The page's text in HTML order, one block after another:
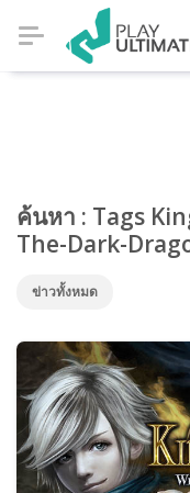
ค้นหา : Tags
The-Dark-
ข่าวทั้งหมด